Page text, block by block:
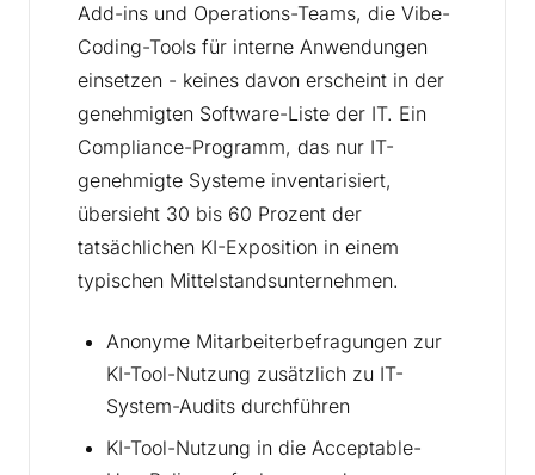
Add-ins und Operations-Teams, die Vibe-
Coding-Tools für interne Anwendungen
einsetzen - keines davon erscheint in der
genehmigten Software-Liste der IT. Ein
Compliance-Programm, das nur IT-
genehmigte Systeme inventarisiert,
übersieht 30 bis 60 Prozent der
tatsächlichen KI-Exposition in einem
typischen Mittelstandsunternehmen.
Anonyme Mitarbeiterbefragungen zur
KI-Tool-Nutzung zusätzlich zu IT-
System-Audits durchführen
KI-Tool-Nutzung in die Acceptable-